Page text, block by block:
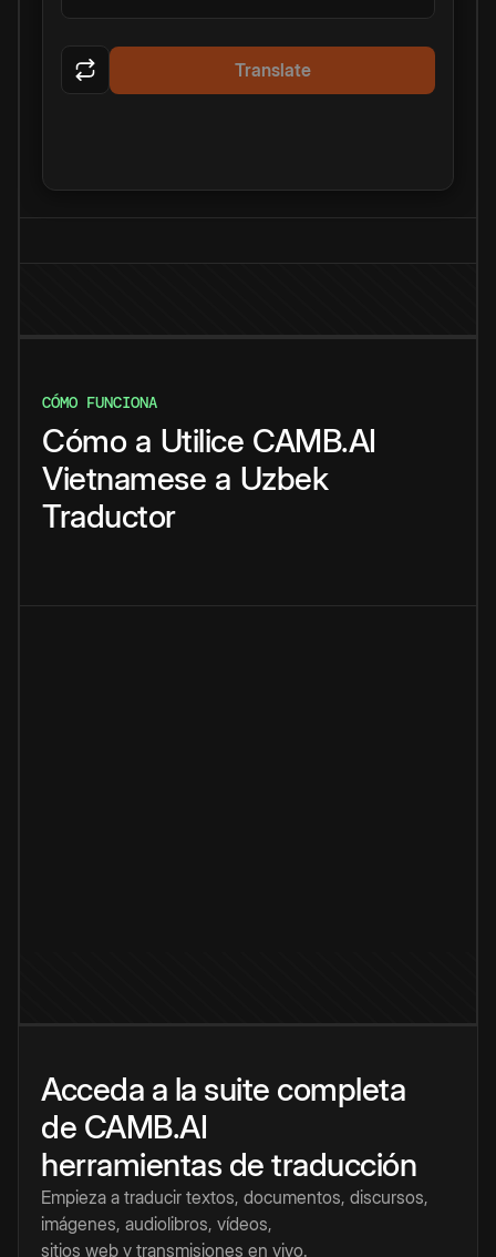
Translate
CÓMO FUNCIONA
Cómo a Utilice CAMB.AI
Vietnamese a Uzbek
Traductor
Acceda a la suite completa
de CAMB.AI
herramientas de traducción
Empieza a traducir textos, documentos, discursos,
imágenes, audiolibros, vídeos,
sitios web y transmisiones en vivo.